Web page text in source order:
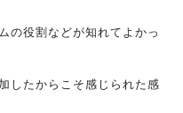
の役割などが知れてよかっ
したからこそ感じられた感